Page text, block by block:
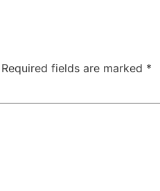
Required fields are marked *